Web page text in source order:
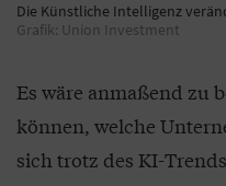
Die Künstliche Intelligenz
Grafik: Union Investment
Es wäre anmaßend zu
können, welche
sich trotz des KI-